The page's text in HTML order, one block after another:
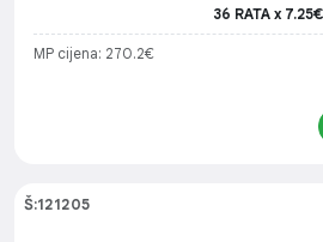
36 RATA x 7.25€
MP cijena: 270.2€
Š:121205